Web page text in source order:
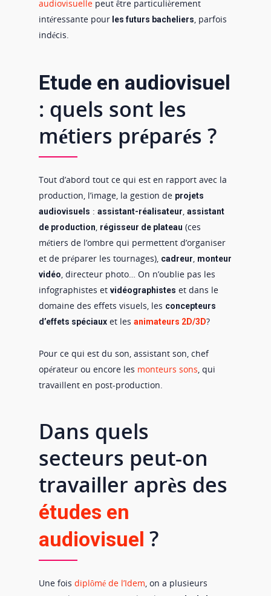
audiovisuelle peut être particulièrement
intéressante pour les futurs bacheliers, parfois
indécis.
Etude en audiovisuel
: quels sont les
métiers préparés ?
Tout d’abord tout ce qui est en rapport avec la
production, l’image, la gestion de projets
audiovisuels : assistant-réalisateur assistant
de production régisseur de plateau (ces
métiers de l’ombre qui permettent d’organiser
et de préparer les tournages), cadreur monteur
vidéo , directeur photo… On n’oublie pas les
infographistes et vidéographistes et dans le
domaine des effets visuels, les concepteurs
d’effets spéciaux et les animateurs 2D/3D?
Pour ce qui est du son, assistant son, chef
opérateur ou encore les monteurs sons , qui
travaillent en post-production.
Dans quels
secteurs peut-on
travailler après des
études en
audiovisuel ?
Une fois diplômé de l’Idem, on a plusieurs